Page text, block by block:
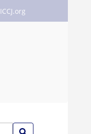
ICCJ.org